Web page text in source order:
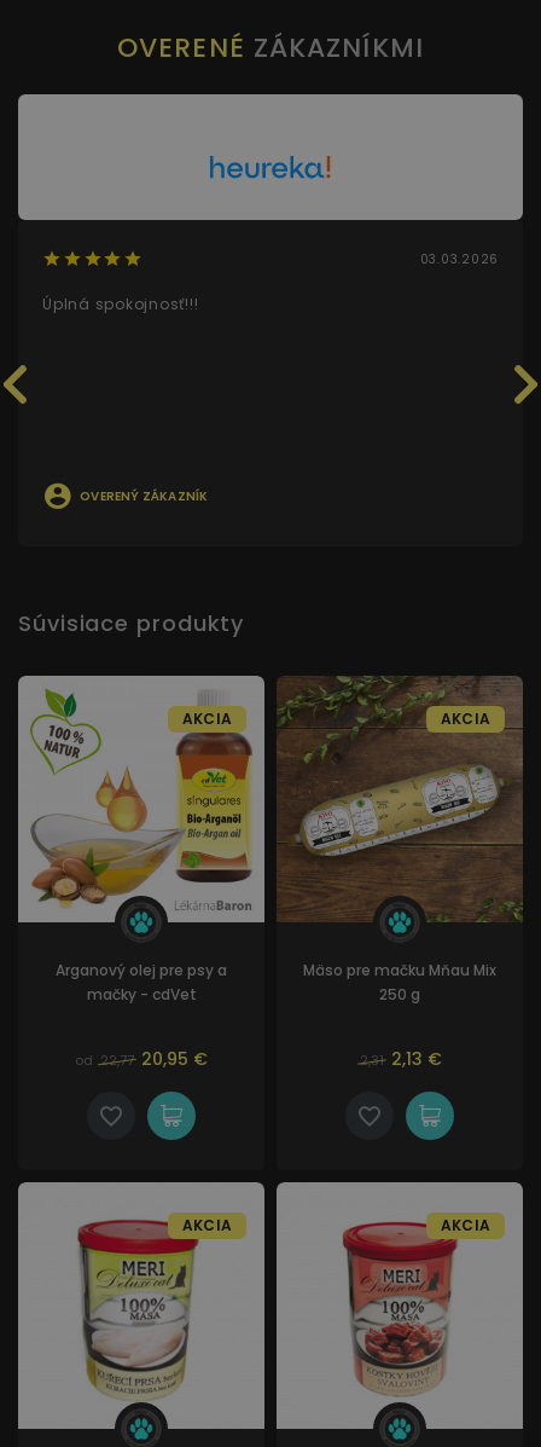
OVERENÉ ZÁKAZNÍKMI
03.03.2026
Úplná spokojnosť!!!
OVERENÝ ZÁKAZNÍK
Súvisiace produkty
Arganový olej pre psy a
mačky - cdVet
od 22,77 20,95 €
AKCIA
Mäso pre mačku Mňau Mix
250 g
2,31 2,13 €
AKCIA
AKCIA AKCIA